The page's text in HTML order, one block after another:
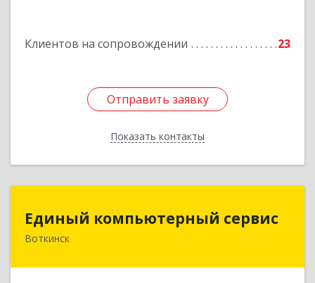
Клиентов на сопровождении 23
Отправить заявку
Показать контакты
Подробнее
Отправить заявку
Назад
Единый компьютерный сервис
Воткинск
Единый компьютерный сервис